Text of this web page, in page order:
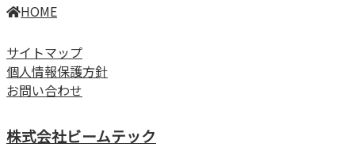
HOME
サイトマップ
個人情報保護方針
お問い合わせ
株式会社ビームテック